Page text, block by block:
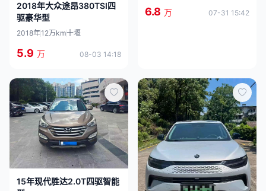
2018年大众途昂380TSI四
驱豪华型
2018年12万km十堰
5.9 万 08-03 14:18
6.8 万 07-31 15:42
15年现代胜达2.0T四驱智能